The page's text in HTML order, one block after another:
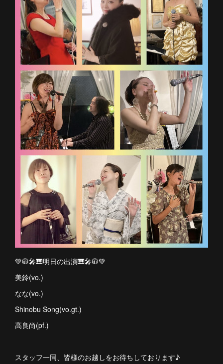
💚🧥🎤🎹明日の出演🎹🎤🧥💚
美鈴(vo.)
なな(vo.)
Shinobu Song(vo.gt.)
高良尚(pf.)
スタッフ一同、皆様のお越しをお待ちしております♪